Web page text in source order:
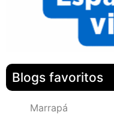
Blogs favoritos
Marrapá